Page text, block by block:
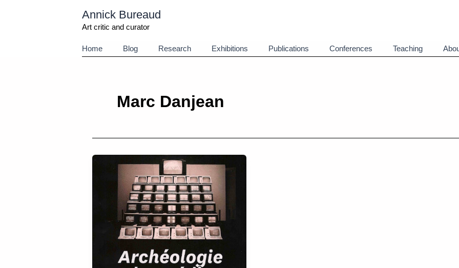
Annick Bureaud
Art critic and curator
Home Blog Research Exhibitions Publications Conferences Teaching
Marc Danjean